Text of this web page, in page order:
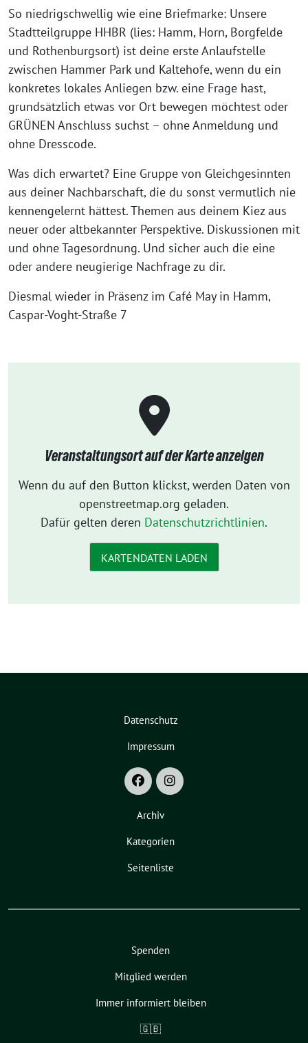
So niedrigschwellig wie eine Briefmarke: Unsere
Stadtteilgruppe HHBR (lies: Hamm, Horn, Borgfelde
und Rothenburgsort) ist deine erste Anlaufstelle
zwischen Hammer Park und Kaltehofe, wenn du ein
konkretes lokales Anliegen bzw. eine Frage hast,
grundsätzlich etwas vor Ort bewegen möchtest oder
GRÜNEN Anschluss suchst – ohne Anmeldung und
ohne Dresscode.
Was dich erwartet? Eine Gruppe von Gleichgesinnten
aus deiner Nachbarschaft, die du sonst vermutlich nie
kennengelernt hättest. Themen aus deinem Kiez aus
neuer oder altbekannter Perspektive. Diskussionen mit
und ohne Tagesordnung. Und sicher auch die eine
oder andere neugierige Nachfrage zu dir.
Diesmal wieder in Präsenz im Café May in Hamm,
Caspar-Voght-Straße 7
Veranstaltungsort auf der Karte anzeigen
Wenn du auf den Button klickst, werden Daten von
openstreetmap.org geladen.
Dafür gelten deren Datenschutzrichtlinien.
KARTENDATEN LADEN
Datenschutz
Impressum
Archiv
Kategorien
Seitenliste
Spenden
Mitglied werden
Immer informiert bleiben
🇬🇧